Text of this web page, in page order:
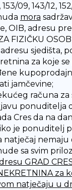
09, 143/12,
mora
OIB, adresu
FIZIČKU
sjedišta,
za koje
jamčevine;
računa
ponuditelja
Cres da na
je ponuditelj
natječaj nemaju
sa svim
GRAD
za
natječaju u